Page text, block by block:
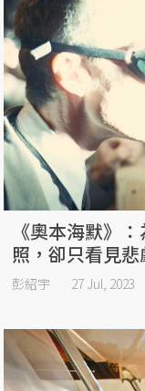
《奧本海默》
照，卻只看見悲
彭紹宇 27 Jul, 2023